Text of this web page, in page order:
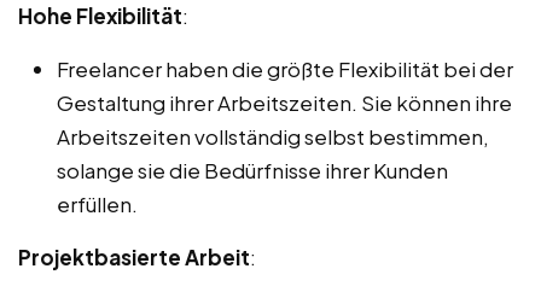
Hohe Flexibilität:
Freelancer haben die größte Flexibilität bei der
Gestaltung ihrer Arbeitszeiten. Sie können ihre
Arbeitszeiten vollständig selbst bestimmen,
solange sie die Bedürfnisse ihrer Kunden
erfüllen.
Projektbasierte Arbeit: